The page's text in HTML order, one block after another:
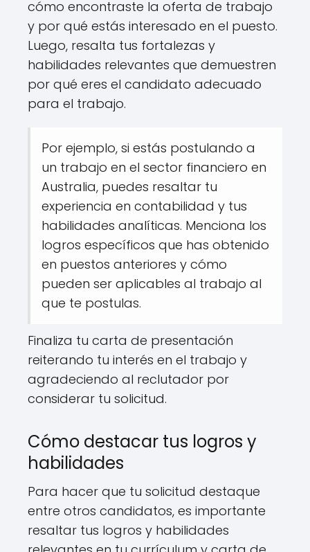
cómo encontraste la oferta de trabajo
y por qué estás interesado en el puesto.
Luego, resalta tus fortalezas y
habilidades relevantes que demuestren
por qué eres el candidato adecuado
para el trabajo.
Por ejemplo, si estás postulando a
un trabajo en el sector financiero en
Australia, puedes resaltar tu
experiencia en contabilidad y tus
habilidades analíticas. Menciona los
logros específicos que has obtenido
en puestos anteriores y cómo
pueden ser aplicables al trabajo al
que te postulas.
Finaliza tu carta de presentación
reiterando tu interés en el trabajo y
agradeciendo al reclutador por
considerar tu solicitud.
Cómo destacar tus logros y
habilidades
Para hacer que tu solicitud destaque
entre otros candidatos, es importante
resaltar tus logros y habilidades